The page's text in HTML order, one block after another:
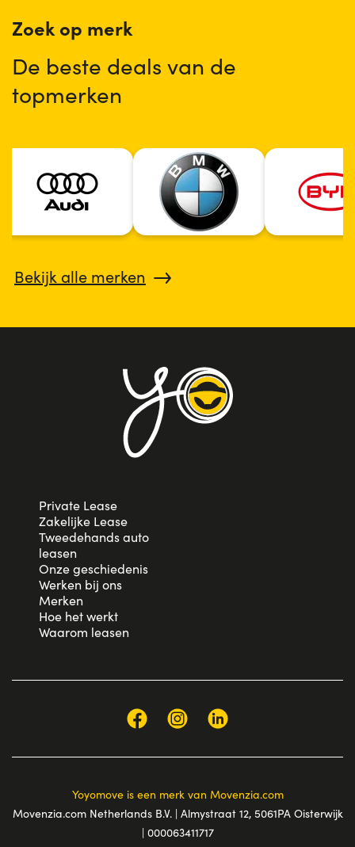
Zoek op merk
De beste deals van de
topmerken
Bekijk alle merken
Private Lease
Zakelijke Lease
Tweedehands auto
leasen
Onze geschiedenis
Werken bij ons
Merken
Hoe het werkt
Waarom leasen
Yoyomove is een merk van Movenzia.com
Movenzia.com Netherlands B.V. | Almystraat 12, 5061PA Oisterwijk
| 000063411717